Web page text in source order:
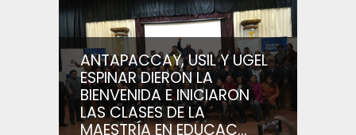
ANTAPACCAY, USIL Y UGEL
ESPINAR DIERON LA
BIENVENIDA E INICIARON
LAS CLASES DE LA
MAESTRÍA EN EDUCAC...